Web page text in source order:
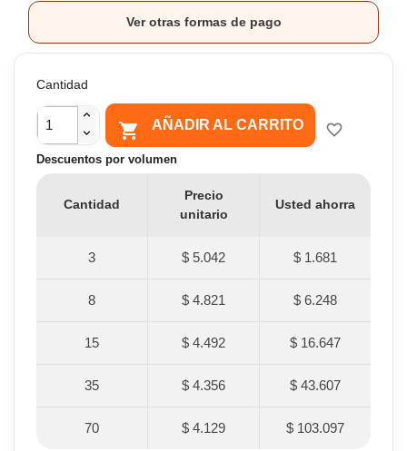
Ver otras formas de pago
Cantidad
 AÑADIR AL CARRITO favorite_border
Descuentos por volumen
Cantidad
Precio
unitario
Usted ahorra
3 $ 5.042 $ 1.681
8 $ 4.821 $ 6.248
15 $ 4.492 $ 16.647
35 $ 4.356 $ 43.607
70 $ 4.129 $ 103.097